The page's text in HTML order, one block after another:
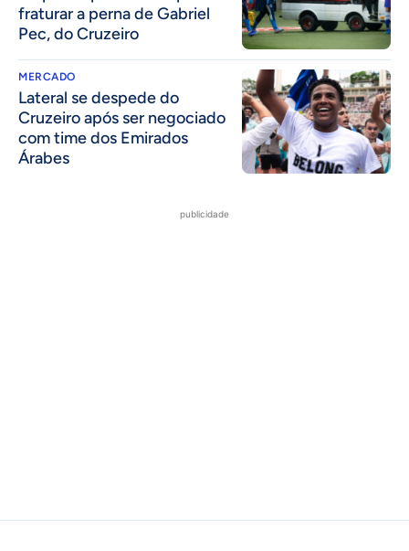
fraturar a perna de Gabriel
Pec, do Cruzeiro
MERCADO
Lateral se despede do
Cruzeiro após ser negociado
com time dos Emirados
Árabes
publicidade